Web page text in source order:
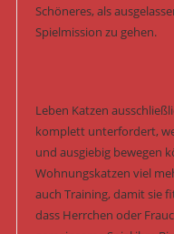
Schöneres, als
Spielmission zu gehen.
Leben Katzen
komplett unterfordert,
und ausgiebig bewegen
Wohnungskatzen viel
auch Training, damit sie
dass Herrchen oder